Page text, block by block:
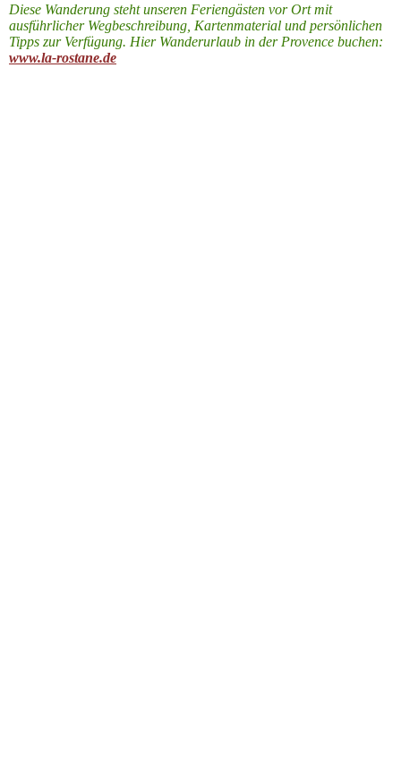
Diese Wanderung steht unseren Feriengästen vor Ort mit
ausführlicher Wegbeschreibung, Kartenmaterial und persönlichen
Tipps zur Verfügung. Hier Wanderurlaub in der Provence buchen:
www.la-rostane.de